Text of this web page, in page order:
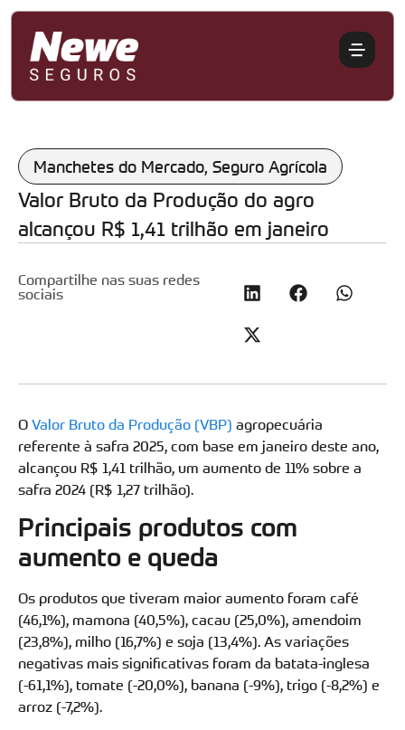
Manchetes do Mercado, Seguro Agrícola
Valor Bruto da Produção do agro
alcançou R$ 1,41 trilhão em janeiro
Compartilhe nas suas redes
sociais
O Valor Bruto da Produção (VBP) agropecuária
referente à safra 2025, com base em janeiro deste ano,
alcançou R$ 1,41 trilhão, um aumento de 11% sobre a
safra 2024 (R$ 1,27 trilhão).
Principais produtos com
aumento e queda
Os produtos que tiveram maior aumento foram café
(46,1%), mamona (40,5%), cacau (25,0%), amendoim
(23,8%), milho (16,7%) e soja (13,4%). As variações
negativas mais significativas foram da batata-inglesa
(-61,1%), tomate (-20,0%), banana (-9%), trigo (-8,2%) e
arroz (-7,2%).